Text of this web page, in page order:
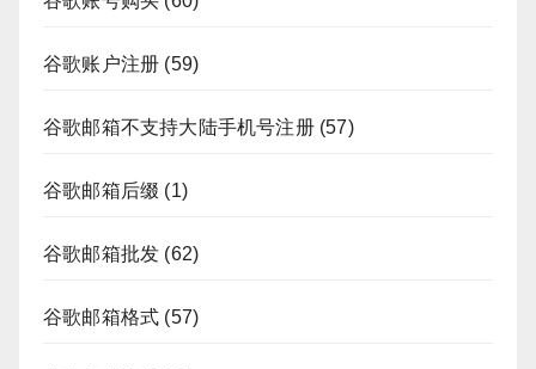
谷歌账户注册 (59)
谷歌邮箱不支持大陆手机号注册(57)
谷歌邮箱后缀 (1)
谷歌邮箱批发 (62)
谷歌邮箱格式 (57)